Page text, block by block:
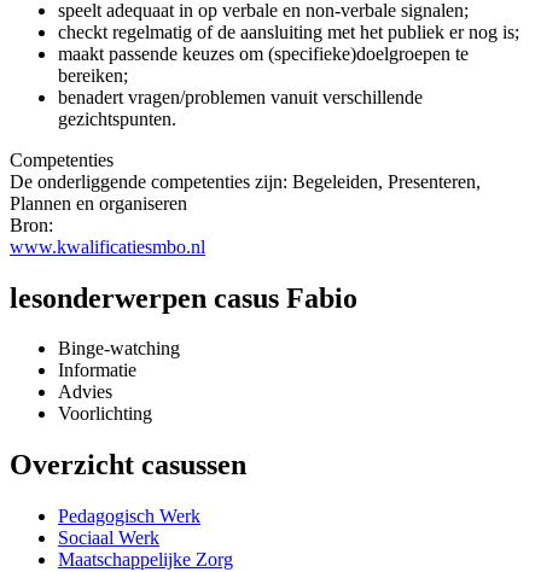
speelt adequaat in op verbale en non-verbale signalen;
checkt regelmatig of de aansluiting met het publiek er nog is;
maakt passende keuzes om (specifieke)doelgroepen te
bereiken;
benadert vragen/problemen vanuit verschillende
gezichtspunten.
Competenties
De onderliggende competenties zijn: Begeleiden, Presenteren,
Plannen en organiseren
Bron:
www.kwalificatiesmbo.nl
lesonderwerpen casus Fabio
Binge-watching
Informatie
Advies
Voorlichting
Overzicht casussen
Pedagogisch Werk
Sociaal Werk
Maatschappelijke Zorg